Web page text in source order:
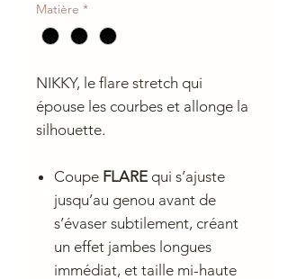
Matière *
NIKKY, le flare stretch qui
épouse les courbes et allonge la
silhouette.
Coupe FLARE qui s’ajuste
jusqu’au genou avant de
s’évaser subtilement, créant
un effet jambes longues
immédiat, et taille mi-haute